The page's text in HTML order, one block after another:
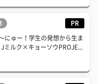
PR
にゅー！学生の発想から生ま
ルク×キョーソウPROJE...